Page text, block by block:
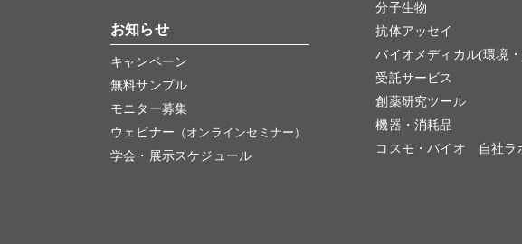
お知らせ
キャンペーン
無料サンプル
モニター募集
ウェビナー （オンラインセミナー）
学会・展示スケジュール
分子生物
抗体アッセイ
バイオメディカル(環境
受託サービス
創薬研究ツール
機器・消耗品
コスモ・バイオ 自社ラ